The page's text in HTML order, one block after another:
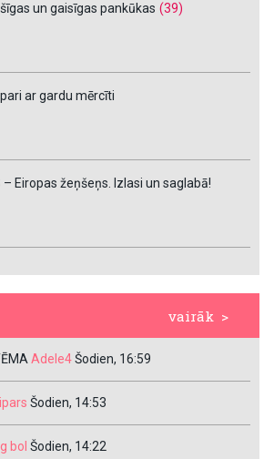
un gaisīgas pankūkas (39)
ar gardu mērcīti
– Eiropas žeņšeņs. Izlasi un saglabā!
vairāk >
Adele4Šodien, 16:59
Šodien, 14:53
bol Šodien, 14:22